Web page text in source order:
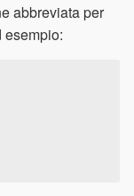
abbreviata per
esempio: